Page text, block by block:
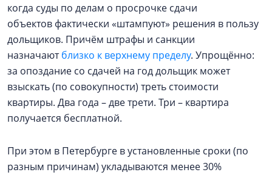
когда суды по делам о просрочке сдачи
объектов фактически «штампуют» решения в пользу
дольщиков. Причём штрафы и санкции
назначаютблизко к верхнему пределу. Упрощённо:
за опоздание со сдачей на год дольщик может
взыскать (по совокупности) треть стоимости
квартиры. Два года – две трети. Три – квартира
получается бесплатной.
При этом в Петербурге в установленные сроки (по
разным причинам) укладываются менее 30%